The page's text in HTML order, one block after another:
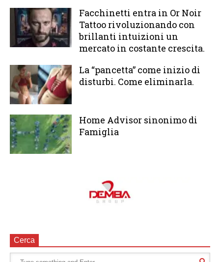
Facchinetti entra in Or Noir
Tattoo rivoluzionando con
brillanti intuizioni un
mercato in costante crescita.
La “pancetta” come inizio di
disturbi. Come eliminarla.
Home Advisor sinonimo di
Famiglia
Cerca